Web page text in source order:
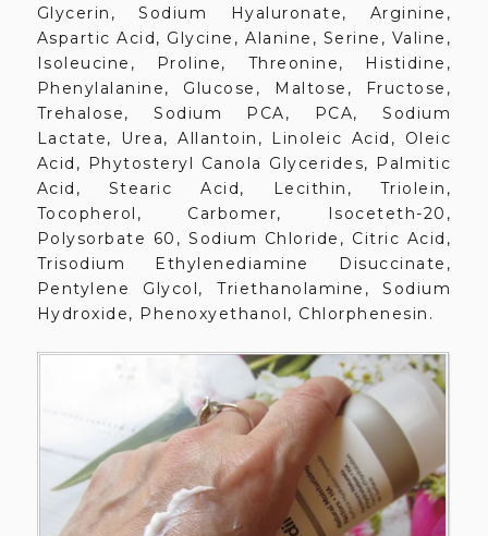
Glycerin, Sodium Hyaluronate, Arginine,
Aspartic Acid, Glycine, Alanine, Serine, Valine,
Isoleucine, Proline, Threonine, Histidine,
Phenylalanine, Glucose, Maltose, Fructose,
Trehalose, Sodium PCA, PCA, Sodium
Lactate, Urea, Allantoin, Linoleic Acid, Oleic
Acid, Phytosteryl Canola Glycerides, Palmitic
Acid, Stearic Acid, Lecithin, Triolein,
Tocopherol, Carbomer, Isoceteth-20,
Polysorbate 60, Sodium Chloride, Citric Acid,
Trisodium Ethylenediamine Disuccinate,
Pentylene Glycol, Triethanolamine, Sodium
Hydroxide, Phenoxyethanol, Chlorphenesin.